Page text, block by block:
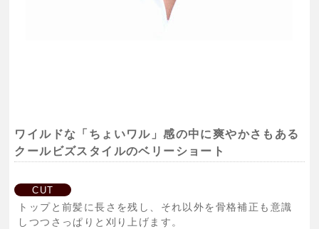
ワイルドな「ちょいワル」感の中に爽やかさもある
クールビズスタイルのベリーショート
CUT
トップと前髪に長さを残し、それ以外を骨格補正も意識
しつつさっぱりと刈り上げます。